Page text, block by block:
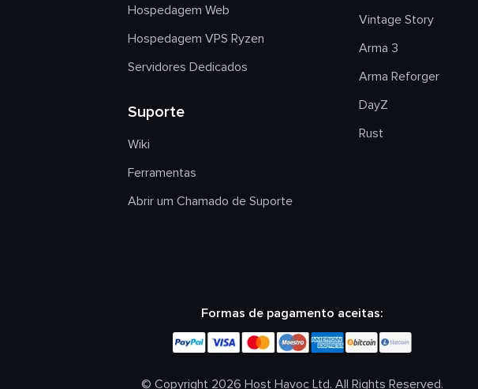
Hospedagem Web
Hospedagem VPS Ryzen
Servidores Dedicados
Suporte
Wiki
Ferramentas
Abrir um Chamado de Suporte
Vintage Story
Arma 3
Arma Reforger
DayZ
Rust
Formas de pagamento aceitas:
© Copyright 2026 Host Havoc Ltd. All Rights Reserved.